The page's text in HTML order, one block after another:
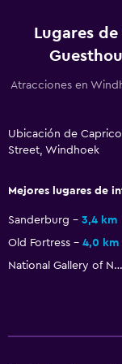
Lugares
Atracciones en
Ubicación de
Street, Windhoek
Mejores lugares de
Sanderburg 3,4 km
Old Fortress
4,0 km
National Gallery of Namibia